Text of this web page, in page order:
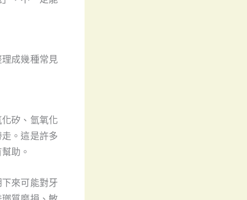
成幾種常見
矽、氫氧化
。這是許多
助。
來可能對牙